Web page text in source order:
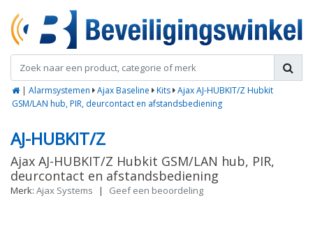
| Alarmsystemen Ajax Baseline Kits Ajax AJ-HUBKIT/Z Hubkit
GSM/LAN hub, PIR, deurcontact en afstandsbediening
AJ-HUBKIT/Z
Ajax AJ-HUBKIT/Z Hubkit GSM/LAN hub, PIR,
deurcontact en afstandsbediening
Merk: Ajax Systems | Geef een beoordeling